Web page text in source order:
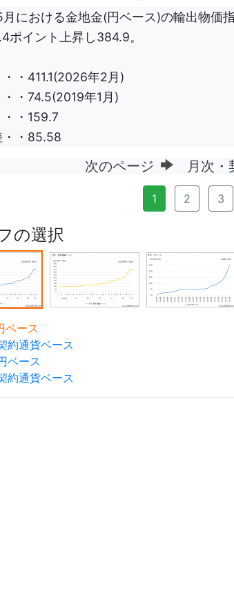
における金地金(円ベース)の輸出物価
ポイント上昇し384.9。
・411.1(2026年2月)
・74.5(2019年1月)
・159.7
・・85.58
次のページ 月次・
1 2 3
の選択
ベース
約通貨ベース
ベース
約通貨ベース